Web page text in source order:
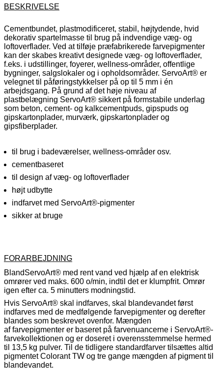
BESKRIVELSE
Cementbundet, plastmodificeret, stabil, højtydende, hvid
dekorativ spartelmasse til brug på indvendige væg- og
loftoverflader. Ved at tilføje præfabrikerede farvepigmenter
kan der skabes kreativt designede væg- og loftoverflader,
f.eks. i udstillinger, foyerer, wellness-områder, offentlige
bygninger, salgslokaler og i opholdsområder. ServoArt® er
velegnet til påføringstykkelser på op til 5 mm i én
arbejdsgang. På grund af det høje niveau af
plastbelægning ServoArt® sikkert på formstabile underlag
som beton, cement- og kalkcementpuds, gipspuds og
gipskartonplader, murværk, gipskartonplader og
gipsfiberplader.
til brug i badeværelser, wellness-områder osv.
cementbaseret
til design af væg- og loftoverflader
højt udbytte
indfarvet med ServoArt®-pigmenter
sikker at bruge
FORARBEJDNING
BlandServoArt® med rent vand ved hjælp af en elektrisk
omrører ved maks. 600 o/min, indtil det er klumpfrit. Omrør
igen efter ca. 5 minutters modningstid.
Hvis ServoArt® skal indfarves, skal blandevandet først
indfarves med de medfølgende farvepigmenter og derefter
blandes som beskrevet ovenfor. Mængden
affarvepigmenter er baseret på farvenuancerne i ServoArt®-
farvekollektionen og er doseret i overensstemmelse hermed
til 13,5 kg pulver. Til de tidligere standardfarver tilsættes altid
pigmentet Colorant TW og tre gange mængden af pigment til
blandevandet.